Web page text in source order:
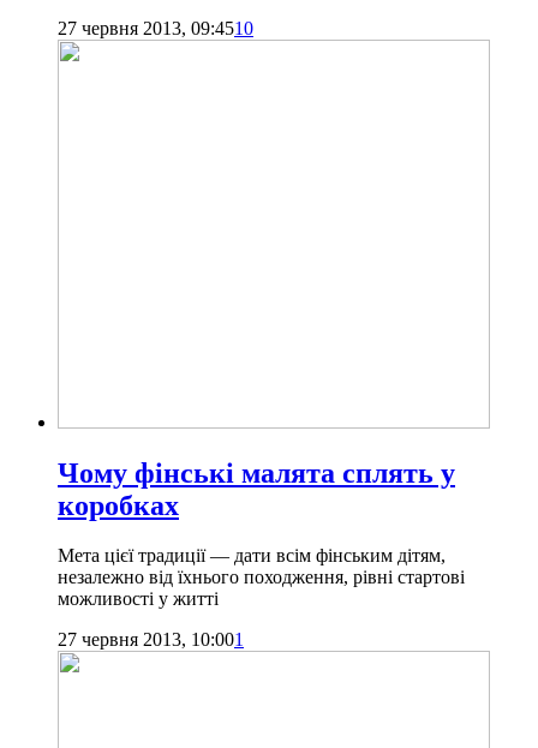
27 червня 2013, 09:4510
Чому фінські малята сплять у
коробках
Мета цієї традиції — дати всім фінським дітям,
незалежно від їхнього походження, рівні стартові
можливості у житті
27 червня 2013, 10:001